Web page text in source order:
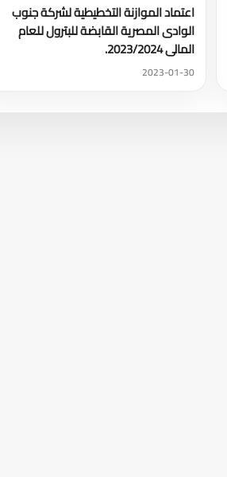
اعتماد الموازنة التخطيطية لشركة جنوب
الوادى المصرية القابضة للبترول للعام
المالى 2023/2024.
2023-01-30